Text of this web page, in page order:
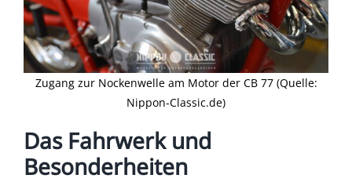
Zugang zur Nockenwelle am Motor der CB 77 (Quelle:
Nippon-Classic.de)
Das Fahrwerk und
Besonderheiten